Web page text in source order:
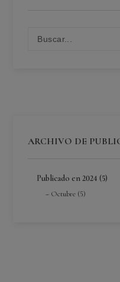
ARCHIVO DE
Publicado en 2024 (5)
Octubre (5)